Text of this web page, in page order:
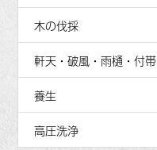
木の伐採
軒天・破風・雨樋・付帯
養生
高圧洗浄